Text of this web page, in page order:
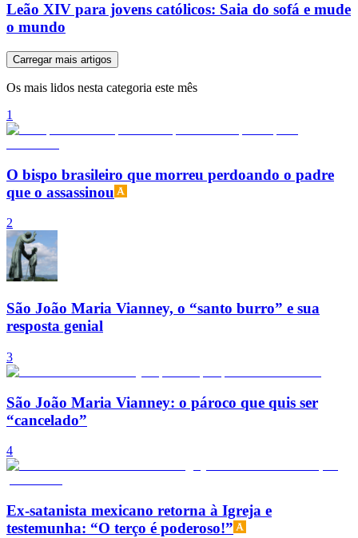
Leão XIV para jovens católicos: Saia do sofá e mude
o mundo
Carregar mais artigos
Os mais lidos nesta categoria este mês
1
O bispo brasileiro que morreu perdoando o padre
que o assassinou
2
São João Maria Vianney, o “santo burro” e sua
resposta genial
3
São João Maria Vianney: o pároco que quis ser
“cancelado”
4
Ex-satanista mexicano retorna à Igreja e
testemunha: “O terço é poderoso!”